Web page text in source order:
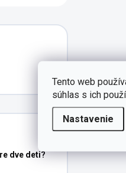
Tento web
súhlas s ich
Nastavenie
dve deti?